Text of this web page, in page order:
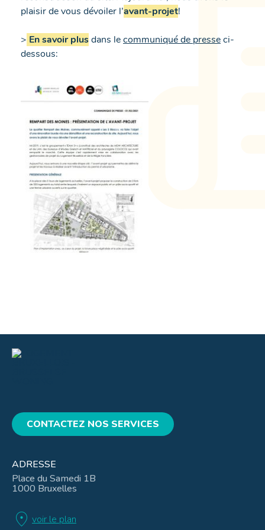
plaisir de vous dévoiler l’avant-projet!
> En savoir plusdans lecommuniqué de presseci-
dessous:
CONTACTEZ NOS SERVICES
ADRESSE
Place du Samedi 1B
1000 Bruxelles
location_on voir le plan